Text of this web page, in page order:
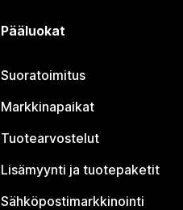
Pääluokat
Suoratoimitus
Markkinapaikat
Tuotearvostelut
Lisämyynti ja tuotepaketit
Sähköpostimarkkinointi